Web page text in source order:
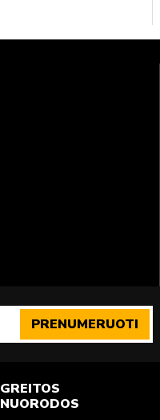
PRENUMERUOTI
GREITOS
NUORODOS